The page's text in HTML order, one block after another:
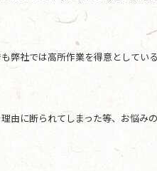
弊社では高所作業を得意としてい
由に断られてしまった等、お悩み